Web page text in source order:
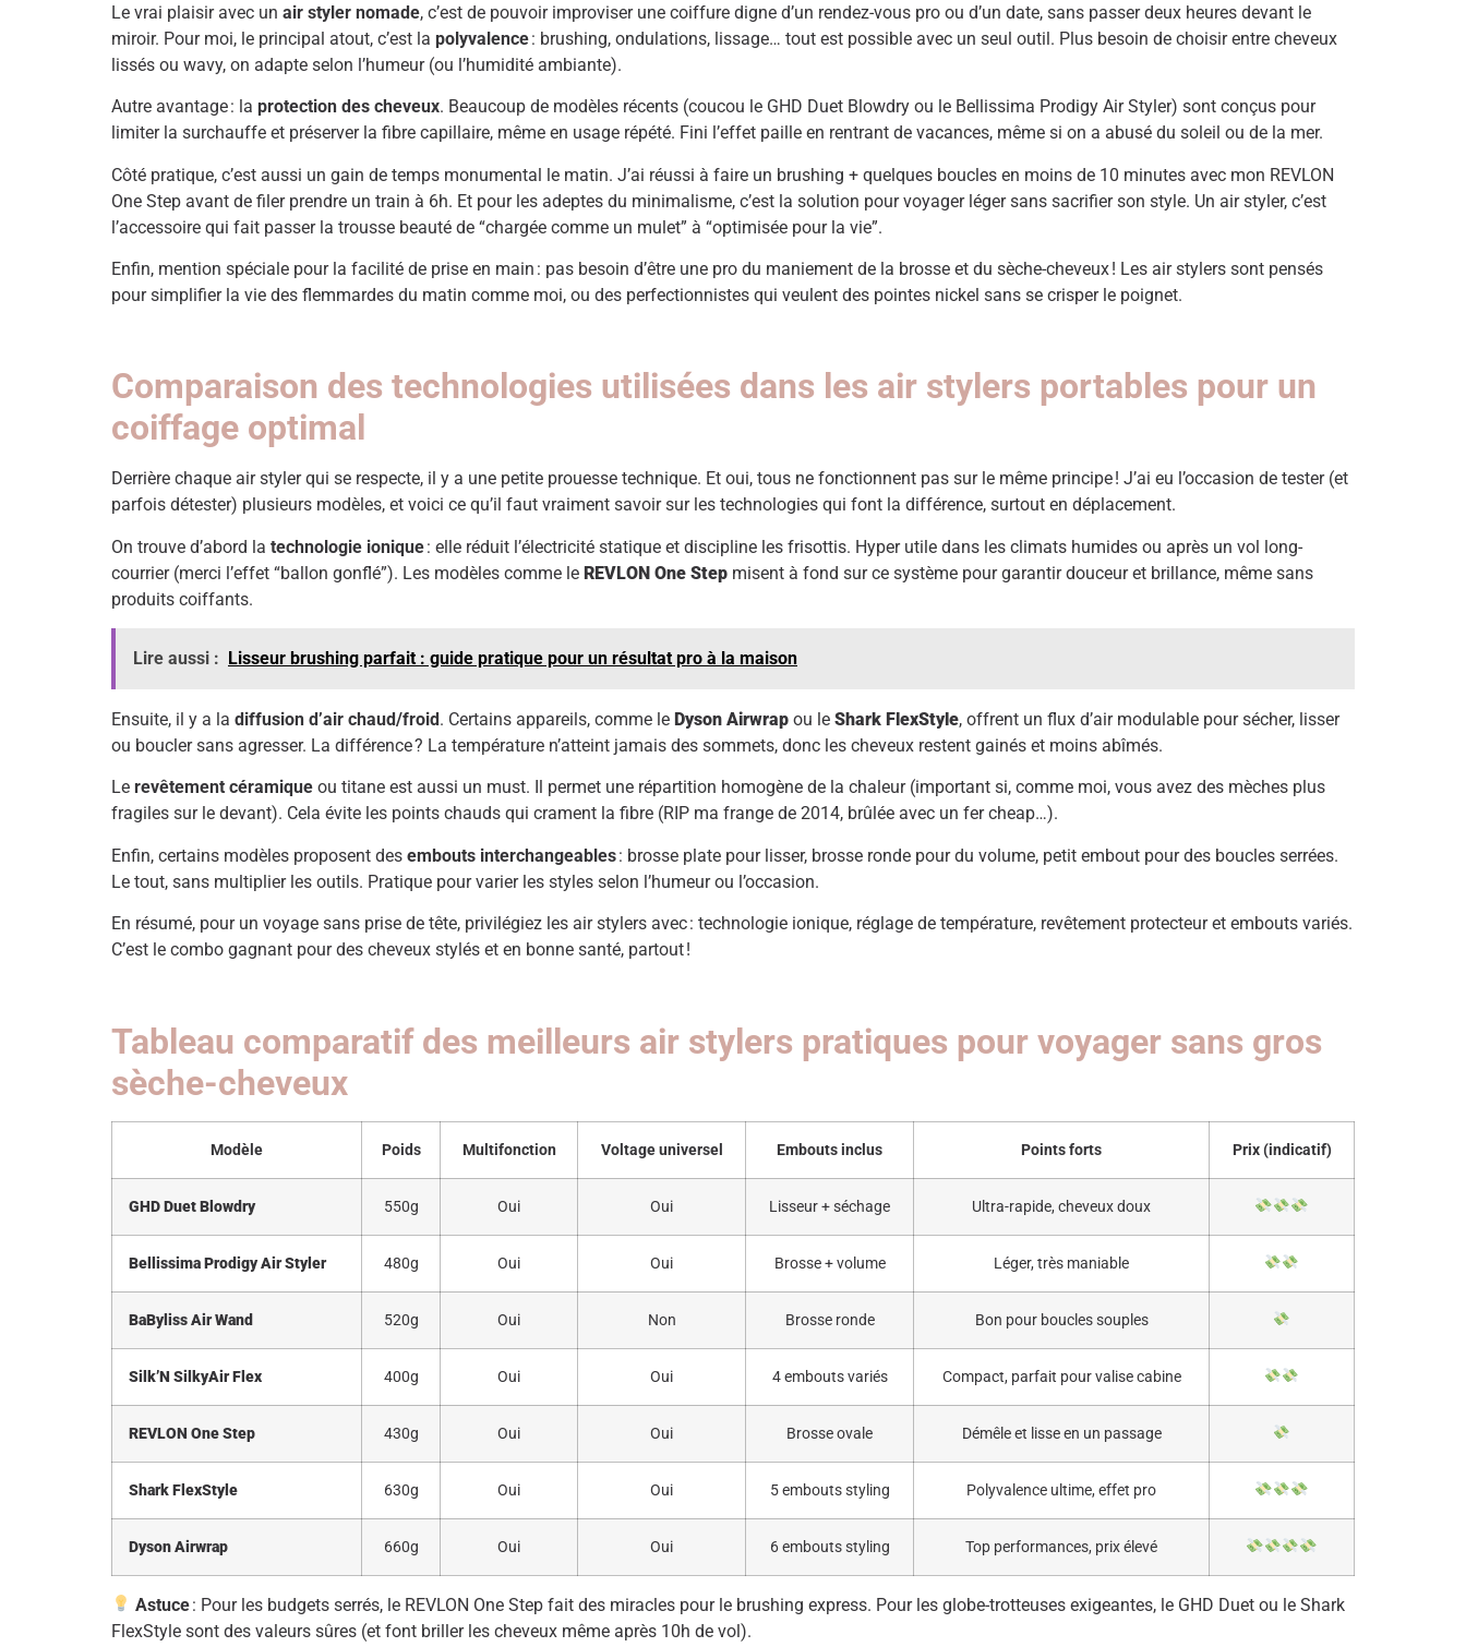
Le vrai plaisir avec un air styler nomade, c’est de pouvoir improviser une coiffure digne d’un rendez-vous pro ou d’un date, sans passer deux heures devant le
miroir. Pour moi, le principal atout, c’est la polyvalence: brushing, ondulations, lissage… tout est possible avec un seul outil. Plus besoin de choisir entre cheveux
lissés ou wavy, on adapte selon l’humeur (ou l’humidité ambiante).
Autre avantage : la protection des cheveux. Beaucoup de modèles récents (coucou le GHD Duet Blowdry ou le Bellissima Prodigy Air Styler) sont conçus pour
limiter la surchauffe et préserver la fibre capillaire, même en usage répété. Fini l’effet paille en rentrant de vacances, même si on a abusé du soleil ou de la mer.
Côté pratique, c’est aussi un gain de temps monumental le matin. J’ai réussi à faire un brushing + quelques boucles en moins de 10 minutes avec mon REVLON
One Step avant de filer prendre un train à 6h. Et pour les adeptes du minimalisme, c’est la solution pour voyager léger sans sacrifier son style. Un air styler, c’est
l’accessoire qui fait passer la trousse beauté de “chargée comme un mulet” à “optimisée pour la vie”.
Enfin, mention spéciale pour la facilité de prise en main : pas besoin d’être une pro du maniement de la brosse et du sèche-cheveux ! Les air stylers sont pensés
pour simplifier la vie des flemmardes du matin comme moi, ou des perfectionnistes qui veulent des pointes nickel sans se crisper le poignet.
Comparaison des technologies utilisées dans les air stylers portables pour un
coiffage optimal
Derrière chaque air styler qui se respecte, il y a une petite prouesse technique. Et oui, tous ne fonctionnent pas sur le même principe ! J’ai eu l’occasion de tester (et
parfois détester) plusieurs modèles, et voici ce qu’il faut vraiment savoir sur les technologies qui font la différence, surtout en déplacement.
On trouve d’abord la technologie ionique: elle réduit l’électricité statique et discipline les frisottis. Hyper utile dans les climats humides ou après un vol long-
courrier (merci l’effet “ballon gonflé”). Les modèles comme le REVLON One Step misent à fond sur ce système pour garantir douceur et brillance, même sans
produits coiffants.
Lire aussi : Lisseur brushing parfait : guide pratique pour un résultat pro à la maison
Ensuite, il y a la diffusion d’air chaud/froid. Certains appareils, comme le Dyson Airwrap ou le Shark FlexStyle, offrent un flux d’air modulable pour sécher, lisser
ou boucler sans agresser. La différence ? La température n’atteint jamais des sommets, donc les cheveux restent gainés et moins abîmés.
Le revêtement céramique ou titane est aussi un must. Il permet une répartition homogène de la chaleur (important si, comme moi, vous avez des mèches plus
fragiles sur le devant). Cela évite les points chauds qui crament la fibre (RIP ma frange de 2014, brûlée avec un fer cheap…).
Enfin, certains modèles proposent des embouts interchangeables: brosse plate pour lisser, brosse ronde pour du volume, petit embout pour des boucles serrées.
Le tout, sans multiplier les outils. Pratique pour varier les styles selon l’humeur ou l’occasion.
En résumé, pour un voyage sans prise de tête, privilégiez les air stylers avec : technologie ionique, réglage de température, revêtement protecteur et embouts variés.
C’est le combo gagnant pour des cheveux stylés et en bonne santé, partout !
Tableau comparatif des meilleurs air stylers pratiques pour voyager sans gros
sèche-cheveux
Modèle Poids Multifonction Voltage universel Embouts inclus Points forts Prix (indicatif)
GHD Duet Blowdry 550g Oui Oui Lisseur + séchage Ultra-rapide, cheveux doux
Bellissima Prodigy Air Styler 480g Oui Oui Brosse + volume Léger, très maniable
BaByliss Air Wand 520g Oui Non Brosse ronde Bon pour boucles souples
Silk’N SilkyAir Flex 400g Oui Oui 4 embouts variés Compact, parfait pour valise cabine
REVLON One Step 430g Oui Oui Brosse ovale Démêle et lisse en un passage
Shark FlexStyle 630g Oui Oui 5 embouts styling Polyvalence ultime, effet pro
Dyson Airwrap 660g Oui Oui 6 embouts styling Top performances, prix élevé
Astuce: Pour les budgets serrés, le REVLON One Step fait des miracles pour le brushing express. Pour les globe-trotteuses exigeantes, le GHD Duet ou le Shark
FlexStyle sont des valeurs sûres (et font briller les cheveux même après 10h de vol).